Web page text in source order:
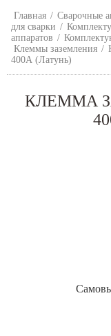
Главная / Сварочные
для сварки /
аппаратов /
Клеммы заземления /
400А (Латунь)
КЛЕММА